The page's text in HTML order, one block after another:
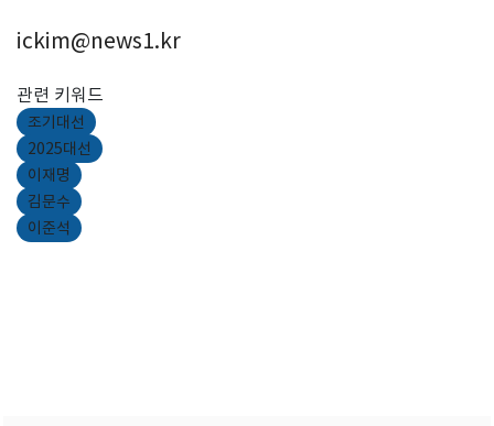
ickim@news1.kr
관련 키워드
조기대선
2025대선
이재명
김문수
이준석